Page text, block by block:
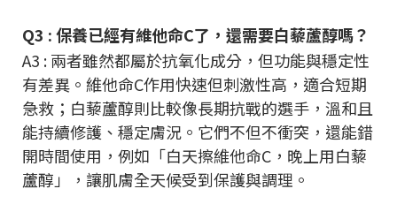
Q3 : 保養已經有維他命C了，還需要白藜蘆醇嗎？
A3 : 兩者雖然都屬於抗氧化成分，但功能與穩定性
有差異。維他命C作用快速但刺激性高，適合短期
急救；白藜蘆醇則比較像長期抗戰的選手，溫和且
能持續修護、穩定膚況。它們不但不衝突，還能錯
開時間使用，例如「白天擦維他命C，晚上用白藜
蘆醇」，讓肌膚全天候受到保護與調理。